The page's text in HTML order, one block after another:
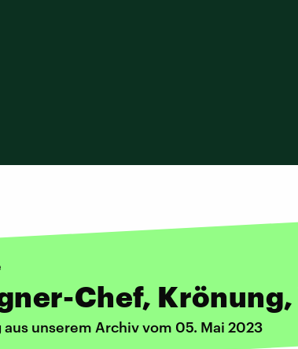
Chef,
aus unserem Archiv vom 05. Mai 2023